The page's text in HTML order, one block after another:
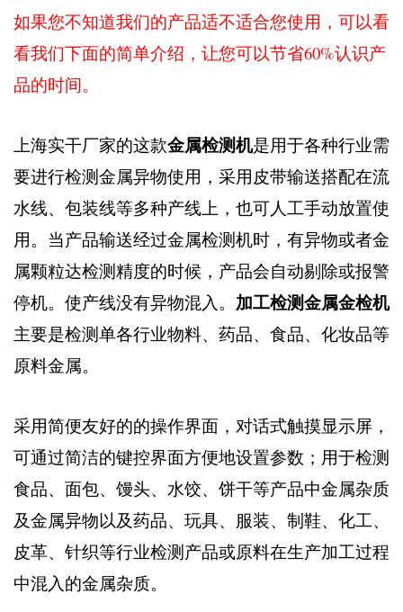
如果您不知道我们的产品适不适合您使用，可以看
看我们下面的简单介绍，让您可以节省60%认识产
品的时间。
上海实干厂家的这款金属检测机是用于各种行业需
要进行检测金属异物使用，采用皮带输送搭配在流
水线、包装线等多种产线上，也可人工手动放置使
用。当产品输送经过金属检测机时，有异物或者金
属颗粒达检测精度的时候，产品会自动剔除或报警
停机。使产线没有异物混入。 加工检测金属金检机
主要是检测单各行业物料、药品、食品、化妆品等
原料金属。
采用简便友好的的操作界面，对话式触摸显示屏，
可通过简洁的键控界面方便地设置参数；用于检测
食品、面包、馒头、水饺、饼干等产品中金属杂质
及金属异物以及药品、玩具、服装、制鞋、化工、
皮革、针织等行业检测产品或原料在生产加工过程
中混入的金属杂质。